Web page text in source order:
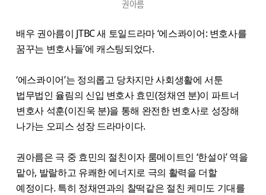
권아름
배우 권아름이 JTBC 새 토일드라마 ‘에스콰이어: 변호사를
꿈꾸는 변호사들’에 캐스팅되었다.
‘에스콰이어’는 정의롭고 당차지만 사회생활에 서툰
법무법인 율림의 신입 변호사 효민(정채연 분)이 파트너
변호사 석훈(이진욱 분)을 통해 완전한 변호사로 성장해
나가는 오피스 성장 드라마이다.
권아름은 극 중 효민의 절친이자 룸메이트인 ‘한설아’ 역을
맡아, 발랄하고 유쾌한 에너지로 극의 활력을 더할
예정이다. 특히 정채연과의 찰떡같은 절친 케미도 기대를